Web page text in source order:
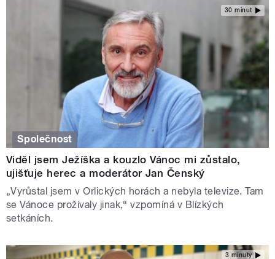
30 minut
Společnost
Viděl jsem Ježíška a kouzlo Vánoc mi zůstalo,
ujišťuje herec a moderátor Jan Čenský
„Vyrůstal jsem v Orlických horách a nebyla televize. Tam
se Vánoce prožívaly jinak,“ vzpomíná v Blízkých
setkáních.
3 minuty